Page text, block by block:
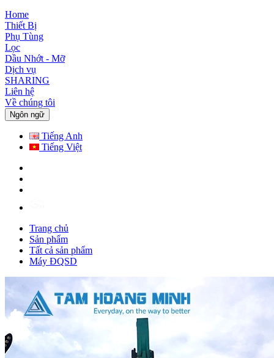
Home
Thiết Bị
Phụ Tùng
Lọc
Dầu Nhớt - Mỡ
Dịch vụ
SHARING
Liên hệ
Về chúng tôi
Ngôn ngữ
Tiếng Anh
Tiếng Việt
Trang chủ
Sản phẩm
Tất cả sản phẩm
Máy ĐQSD